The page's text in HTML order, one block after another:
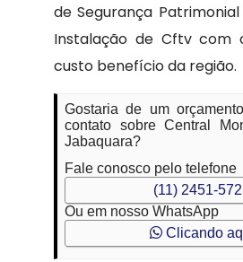
de Segurança
Instalação de Cftv com
custo benefício da região.
Gostaria de um
contato sobre Central
Jabaquara?
Fale conosco pelo telefone
(11) 2451-
Ou em nosso WhatsApp
Clicando